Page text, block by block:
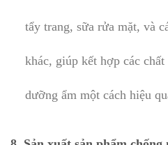
tẩy trang, sữa rửa mặt, và
khác, giúp kết hợp các
dưỡng ẩm một cách hiệu